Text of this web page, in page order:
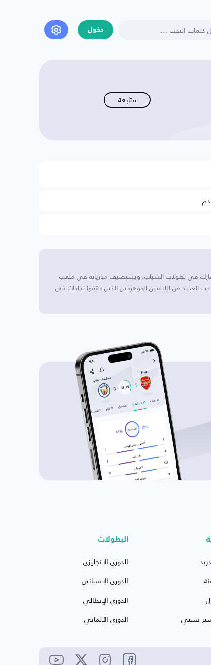
دخول
متابعة
في بطولات الشباب، ويستضيف مبارياته في ملعب
حيث أنجب العديد من اللاعبين الموهوبين الذين حققوا نجاحات في
سيتي
البطولات
الدوري الإنجليزي
الدوري الإسباني
الدوري الإيطالي
الدوري الألماني